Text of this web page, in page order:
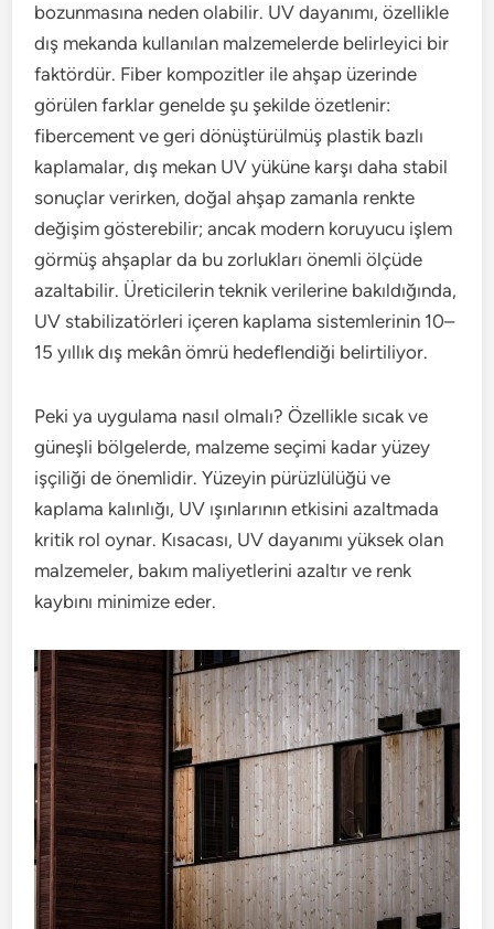
bozunmasına neden olabilir. UV dayanımı, özellikle
dış mekanda kullanılan malzemelerde belirleyici bir
faktördür. Fiber kompozitler ile ahşap üzerinde
görülen farklar genelde şu şekilde özetlenir:
fibercement ve geri dönüştürülmüş plastik bazlı
kaplamalar, dış mekan UV yüküne karşı daha stabil
sonuçlar verirken, doğal ahşap zamanla renkte
değişim gösterebilir; ancak modern koruyucu işlem
görmüş ahşaplar da bu zorlukları önemli ölçüde
azaltabilir. Üreticilerin teknik verilerine bakıldığında,
UV stabilizatörleri içeren kaplama sistemlerinin 10–
15 yıllık dış mekân ömrü hedeflendiği belirtiliyor.
Peki ya uygulama nasıl olmalı? Özellikle sıcak ve
güneşli bölgelerde, malzeme seçimi kadar yüzey
işçiliği de önemlidir. Yüzeyin pürüzlülüğü ve
kaplama kalınlığı, UV ışınlarının etkisini azaltmada
kritik rol oynar. Kısacası, UV dayanımı yüksek olan
malzemeler, bakım maliyetlerini azaltır ve renk
kaybını minimize eder.